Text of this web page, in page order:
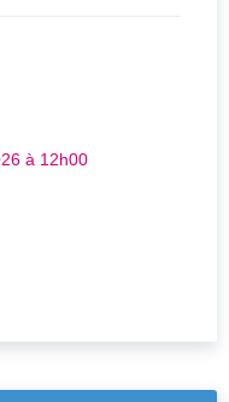
à 12h00